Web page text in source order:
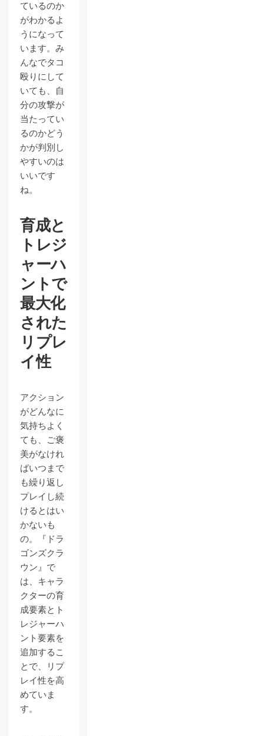
ているのか
がわかるよ
うになって
います。み
んなでタコ
殴りにして
いても、自
分の攻撃が
当たってい
るのかどう
かが判別し
やすいのは
いいです
ね。
育成と
トレジ
ャーハ
ントで
最大化
された
リプレ
イ性
アクション
がどんなに
気持ちよく
ても、ご褒
美がなけれ
ばいつまで
も繰り返し
プレイし続
けるとはい
かないも
の。『ドラ
ゴンズクラ
ウン』で
は、キャラ
クターの育
成要素とト
レジャーハ
ント要素を
追加するこ
とで、リプ
レイ性を高
めていま
す。